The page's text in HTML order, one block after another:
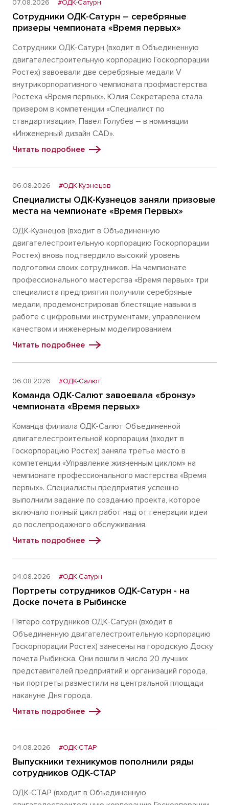
07.08.2026 #ОДК-Сатурн
Сотрудники ОДК-Сатурн – серебряные
призеры чемпионата «Время первых»
Сотрудники ОДК-Сатурн (входит в Объединенную
двигателестроительную корпорацию Госкорпорации
Ростех) завоевали две серебряные медали V
внутрикорпоративного чемпионата профмастерства
Ростеха «Время первых». Юлия Секретарева стала
призером в компетенции «Специалист по
стандартизации», Павел Голубев – в номинации
«Инженерный дизайн CAD».
Читать подробнее
06.08.2026 #ОДК-Кузнецов
Специалисты ОДК-Кузнецов заняли призовые
места на чемпионате «Время Первых»
ОДК-Кузнецов (входит в Объединенную
двигателестроительную корпорацию Госкорпорации
Ростех) вновь подтвердило высокий уровень
подготовки своих сотрудников. На чемпионате
профессионального мастерства «Время первых» три
специалиста предприятия получили серебряные
медали, продемонстрировав блестящие навыки в
работе с цифровыми инструментами, управлением
качеством и инженерным моделированием.
Читать подробнее
06.08.2026 #ОДК-Салют
Команда ОДК-Салют завоевала «бронзу»
чемпионата «Время первых»
Команда филиала ОДК-Салют Объединенной
двигателестроительной корпорации (входит в
Госкорпорацию Ростех) заняла третье место в
компетенции «Управление жизненным циклом» на
чемпионате профессионального мастерства «Время
первых». Специалисты предприятия успешно
выполнили задание по созданию проекта, которое
включало полный цикл работ над от генерации идеи
до послепродажного обслуживания.
Читать подробнее
04.08.2026 #ОДК-Сатурн
Портреты сотрудников ОДК-Сатурн - на
Доске почета в Рыбинске
Пятеро сотрудников ОДК-Сатурн (входит в
Объединенную двигателестроительную корпорацию
Госкорпорации Ростех) занесены на городскую Доску
почета Рыбинска. Они вошли в число 20 лучших
представителей предприятий и организаций города,
чьи портреты разместили на центральной площади
накануне Дня города.
Читать подробнее
04.08.2026 #ОДК-СТАР
Выпускники техникумов пополнили ряды
сотрудников ОДК-СТАР
ОДК-СТАР (входит в Объединенную